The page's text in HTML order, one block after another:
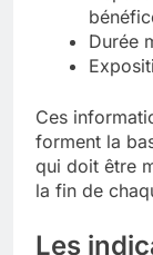
Durée
Ces
forment la
qui doit être
la fin de
Les